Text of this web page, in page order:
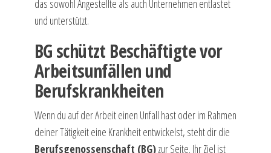
das sowohl Angestellte als auch Unternehmen entlastet
und unterstützt.
BG schützt Beschäftigte vor
Arbeitsunfällen und
Berufskrankheiten
Wenn du auf der Arbeit einen Unfall hast oder im Rahmen
deiner Tätigkeit eine Krankheit entwickelst, steht dir die
Berufsgenossenschaft (BG)zur Seite. Ihr Ziel ist